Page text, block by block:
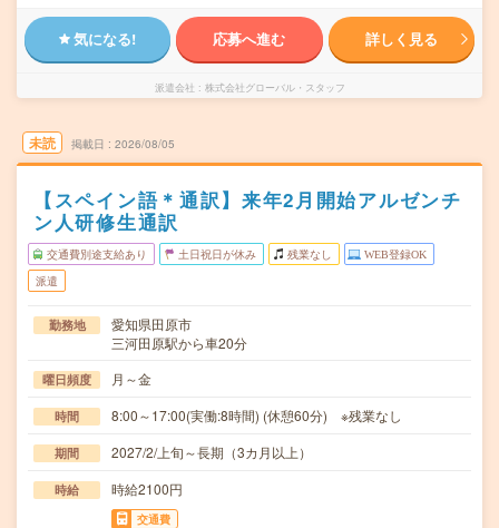
気になる! 応募へ進む 詳しく見る
派遣会社 株式会社グローバル・スタッフ
未読 掲載日 2026/08/05
【スペイン語＊通訳】来年2月開始アルゼンチ
ン人研修生通訳
交通費別途支給あり 土日祝日が休み 残業なし WEB登録OK
派遣
勤務地
愛知県田原市
三河田原駅から車20分
曜日頻度 月～金
時間 8:00～17:00(実働:8時間) (休憩60分) ※残業なし
期間 2027/2/上旬～長期（3カ月以上）
時給 時給2100円
交通費